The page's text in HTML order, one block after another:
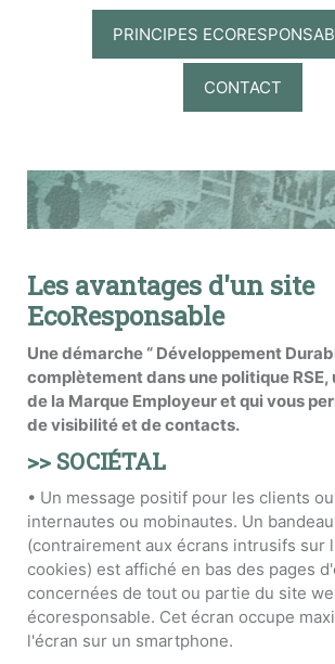
PRINCIPES
CONTACT
Les avantages d'un site
EcoResponsable
Une démarche “ Développement
complètement dans une politique
de la Marque Employeur et qui vous
de visibilité et de contacts.
>> SOCIÉTAL
• Un message positif pour les clients
internautes ou mobinautes. Un
(contrairement aux écrans intrusifs sur
cookies) est affiché en bas des pages
concernées de tout ou partie du site
écoresponsable. Cet écran occupe
l'écran sur un smartphone.